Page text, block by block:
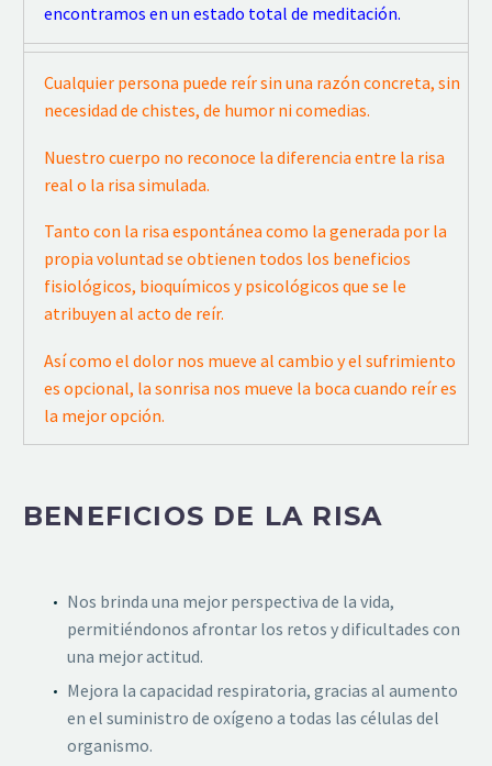
encontramos en un estado total de meditación.
Cualquier persona puede reír sin una razón concreta, sin
necesidad de chistes, de humor ni comedias.
Nuestro cuerpo no reconoce la diferencia entre la risa
real o la risa simulada.
Tanto con la risa espontánea como la generada por la
propia voluntad se obtienen todos los beneficios
fisiológicos, bioquímicos y psicológicos que se le
atribuyen al acto de reír.
Así como el dolor nos mueve al cambio y el sufrimiento
es opcional, la sonrisa nos mueve la boca cuando reír es
la mejor opción.
BENEFICIOS DE LA RISA
Nos brinda una mejor perspectiva de la vida,
permitiéndonos afrontar los retos y dificultades con
una mejor actitud.
Mejora la capacidad respiratoria, gracias al aumento
en el suministro de oxígeno a todas las células del
organismo.